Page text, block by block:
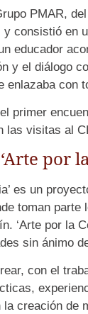
PMAR,
y consistió en
educador
y el diálogo
enlazaba con
primer
las visitas al
por
es un
toman
‘Arte por la
sin ánimo
con el
creación de